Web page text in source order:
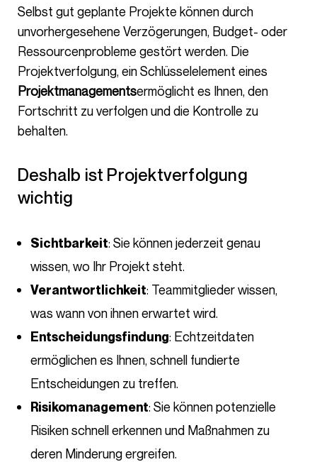
Selbst gut geplante Projekte können durch
unvorhergesehene Verzögerungen, Budget- oder
Ressourcenprobleme gestört werden. Die
Projektverfolgung, ein Schlüsselelement eines
Projektmanagementsermöglicht es Ihnen, den
Fortschritt zu verfolgen und die Kontrolle zu
behalten.
Deshalb ist Projektverfolgung
wichtig
Sichtbarkeit: Sie können jederzeit genau
wissen, wo Ihr Projekt steht.
Verantwortlichkeit: Teammitglieder wissen,
was wann von ihnen erwartet wird.
Entscheidungsfindung: Echtzeitdaten
ermöglichen es Ihnen, schnell fundierte
Entscheidungen zu treffen.
Risikomanagement: Sie können potenzielle
Risiken schnell erkennen und Maßnahmen zu
deren Minderung ergreifen.